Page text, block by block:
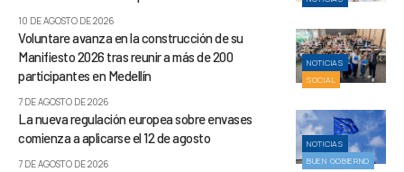
10 DE AGOSTO DE 2026
NOTICIAS
SOCIAL
Voluntare avanza en la construcción de su
Manifiesto 2026 tras reunir a más de 200
participantes en Medellín
7 DE AGOSTO DE 2026
NOTICIAS
BUEN GOBIERNO
La nueva regulación europea sobre envases
comienza a aplicarse el 12 de agosto
7 DE AGOSTO DE 2026